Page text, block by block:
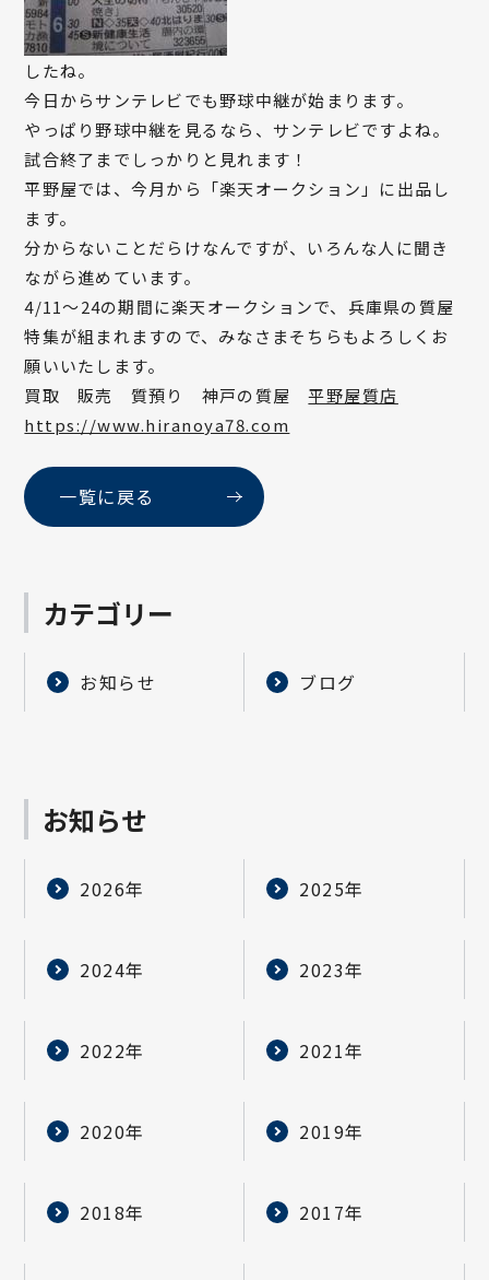
したね。
今日からサンテレビでも野球中継が始まります。
やっぱり野球中継を見るなら、サンテレビですよね。
試合終了までしっかりと見れます！
平野屋では、今月から「楽天オークション」に出品し
ます。
分からないことだらけなんですが、いろんな人に聞き
ながら進めています。
4/11～24の期間に楽天オークションで、兵庫県の質屋
特集が組まれますので、みなさまそちらもよろしくお
願いいたします。
買取 販売 質預り 神戸の質屋平野屋質店
https://www.hiranoya78.com
一覧に戻る
カテゴリー
お知らせ ブログ
お知らせ
2026年 2025年
2024年 2023年
2022年 2021年
2020年 2019年
2018年 2017年